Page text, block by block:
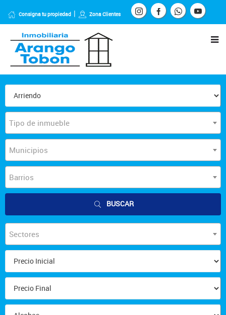
Consigna tu propiedad Zona Clientes
Tipo de inmueble
Municipios
Barrios
BUSCAR
Sectores